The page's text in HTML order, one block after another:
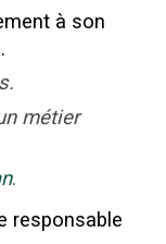
à son
métier
.
responsable